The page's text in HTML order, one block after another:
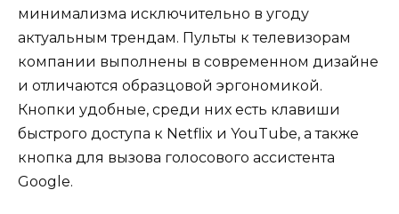
минимализма исключительно в угоду
актуальным трендам. Пульты к телевизорам
компании выполнены в современном дизайне
и отличаются образцовой эргономикой.
Кнопки удобные, среди них есть клавиши
быстрого доступа к Netflix и YouTube, а также
кнопка для вызова голосового ассистента
Google.